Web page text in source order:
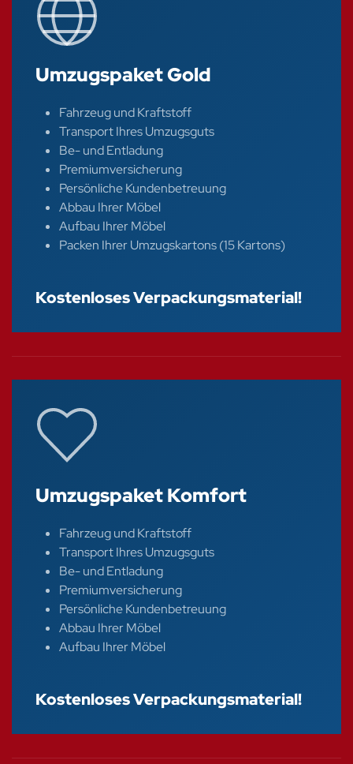
Umzugspaket Gold
Fahrzeug und Kraftstoff
Transport Ihres Umzugsguts
Be- und Entladung
Premiumversicherung
Persönliche Kundenbetreuung
Abbau Ihrer Möbel
Aufbau Ihrer Möbel
Packen Ihrer Umzugskartons (15 Kartons)
Kostenloses Verpackungsmaterial!
Umzugspaket Komfort
Fahrzeug und Kraftstoff
Transport Ihres Umzugsguts
Be- und Entladung
Premiumversicherung
Persönliche Kundenbetreuung
Abbau Ihrer Möbel
Aufbau Ihrer Möbel
Kostenloses Verpackungsmaterial!